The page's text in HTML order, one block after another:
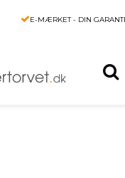
E-MÆRKET - DIN GARANTI
INTERIØR /